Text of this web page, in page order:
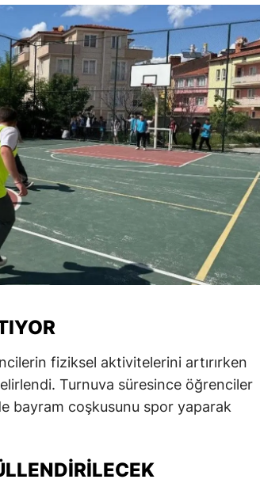
fiziksel aktivitelerini artırırken
Turnuva süresince öğrenciler
bayram coşkusunu spor yaparak